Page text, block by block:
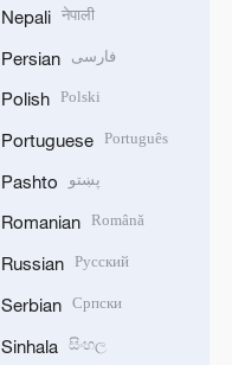
Nepali नेपाली
Persian فارسی
Polish Polski
Portuguese Português
Pashto پښتو
Romanian Română
Russian Русский
Serbian Српски
Sinhala සිංහල